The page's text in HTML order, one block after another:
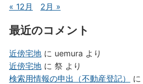
« 12月 2月 »
最近のコメント
近傍宅地に uemura より
近傍宅地に 祭 より
検索用情報の申出（不動産登記）
に